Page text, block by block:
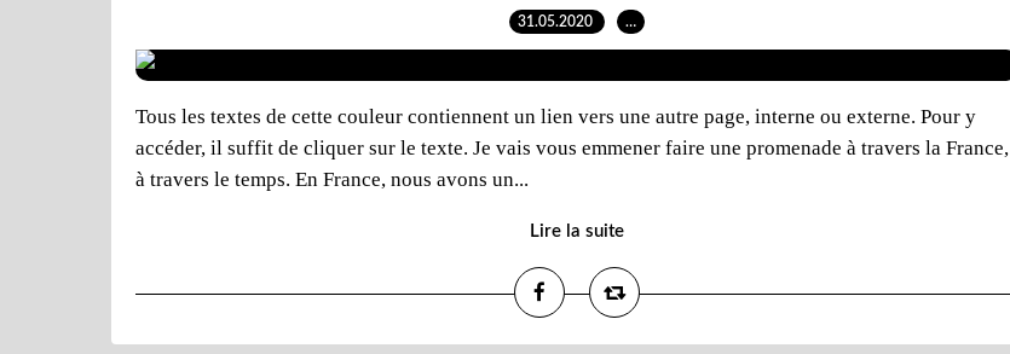
31.05.2020 …
Tous les textes de cette couleur contiennent un lien vers une autre page, interne ou externe. Pour y
accéder, il suffit de cliquer sur le texte. Je vais vous emmener faire une promenade à travers la France,
à travers le temps. En France, nous avons un...
Lire la suite